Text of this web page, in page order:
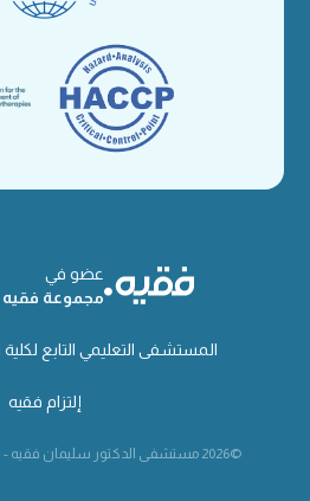
عضو في
مجموعة فقيه
المستشفى التعليمي التابع
إلتزام فقيه
©2026 مستشفى الدكتور سليمان فقيه - جدة. كل الحقوق محفوظة.